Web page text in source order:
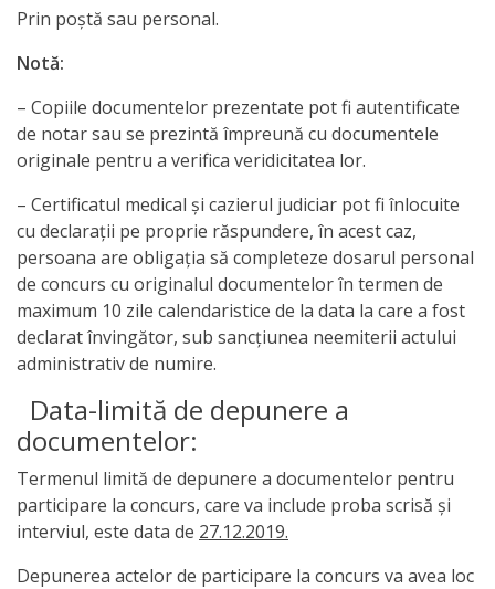
Prin poștă sau personal.
Notă:
– Copiile documentelor prezentate pot fi autentificate
de notar sau se prezintă împreună cu documentele
originale pentru a verifica veridicitatea lor.
– Certificatul medical şi cazierul judiciar pot fi înlocuite
cu declaraţii pe proprie răspundere, în acest caz,
persoana are obligaţia să completeze dosarul personal
de concurs cu originalul documentelor în termen de
maximum 10 zile calendaristice de la data la care a fost
declarat învingător, sub sancţiunea neemiterii actului
administrativ de numire.
Data-limită de depunere a
documentelor:
Termenul limită de depunere a documentelor pentru
participare la concurs, care va include proba scrisă şi
interviul, este data de 27.12.2019.
Depunerea actelor de participare la concurs va avea loc